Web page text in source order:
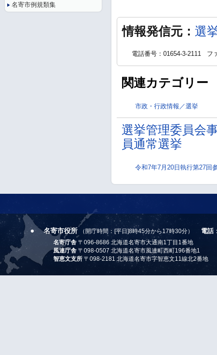
情報発信元： 選
電話番号：01654-3-2111 フ
関連カテゴリー
市政・行政情報／選挙
選挙管理委員会
員通常選挙
令和7年7月20日執行第27回
名寄市例規類集
名寄市役所 （開庁時間：[平日]8時45分から17時30分） 電話
名寄庁舎 〒096-8686 北海道名寄市大通南1丁目1番地
風連庁舎 〒098-0507 北海道名寄市風連町西町196番地1
智恵文支所 〒098-2181 北海道名寄市字智恵文11線北2番地